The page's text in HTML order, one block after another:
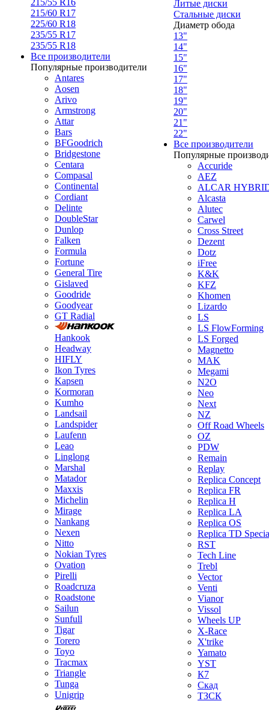
215/55 R16
215/60 R17
225/60 R18
235/55 R17
235/55 R18
Все производители
Популярные производители
Antares
Aosen
Arivo
Armstrong
Attar
Bars
BFGoodrich
Bridgestone
Centara
Compasal
Continental
Cordiant
Delinte
DoubleStar
Dunlop
Falken
Formula
Fortune
General Tire
Gislaved
Goodride
Goodyear
GT Radial
Hankook
Headway
HIFLY
Ikon Tyres
Kapsen
Kormoran
Kumho
Landsail
Landspider
Laufenn
Leao
Linglong
Marshal
Matador
Maxxis
Michelin
Mirage
Nankang
Nexen
Nitto
Nokian Tyres
Ovation
Pirelli
Roadcruza
Roadstone
Sailun
Sunfull
Tigar
Torero
Toyo
Tracmax
Triangle
Tunga
Unigrip
Литые диски
Стальные диски
Диаметр обода
13"
14"
15"
16"
17"
18"
19"
20"
21"
22"
Все производители
Популярные
Accuride
AEZ
ALCAR
Alcasta
Alutec
Carwel
Cross Street
Dezent
Dotz
iFree
K&K
KFZ
Khomen
Lizardo
LS
LS FlowForming
LS Forged
Magnetto
MAK
Megami
N2O
Neo
Next
NZ
Off Road Wheels
OZ
PDW
Remain
Replay
Replica Concept
Replica FR
Replica H
Replica LA
Replica OS
Replica TD
RST
Tech Line
Trebl
Vector
Venti
Vianor
Vissol
Wheels UP
X-Race
X'trike
Yamato
YST
К7
Скад
ТЗСК